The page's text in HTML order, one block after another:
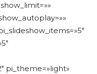
pi_theme=»light»